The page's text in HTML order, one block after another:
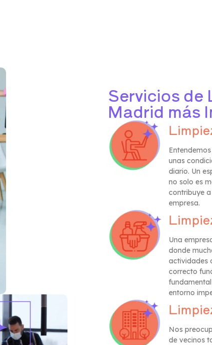
Servicios de
Madrid más
unas
diario. Un
no solo es
contribuye
empresa.
Una
donde
actividades
correcto
entorno
Nos
de vecinos